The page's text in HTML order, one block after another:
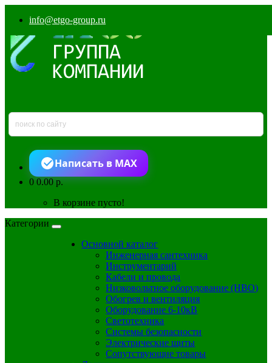
info@etgo-group.ru
Написать в MAX
00.00 р.
В корзине пусто!
Категории
Основной каталог
Инженерная сантехника
Инструментарий
Кабели и провода
Низковольтное оборудование (НВО)
Обогрев и вентиляция
Оборудование 6-10кВ
Светотехника
Системы безопасности
Электрические щиты
Сопутствующие товары